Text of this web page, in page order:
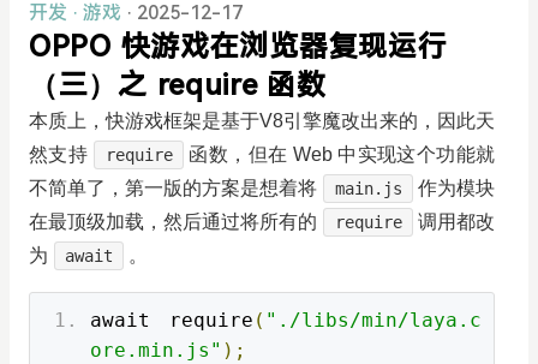
开发 · 游戏 · 2025-12-17
OPPO 快游戏在浏览器复现运行
（三）之 require 函数
本质上，快游戏框架是基于V8引擎魔改出来的，因此天
然支持
require
函数，但在 Web 中实现这个功能就
不简单了，第一版的方案是想着将
main.js
作为模块
在最顶级加载，然后通过将所有的
require
调用都改
为
await 。
await require ( "./libs/min/laya.c
ore.min.js" );